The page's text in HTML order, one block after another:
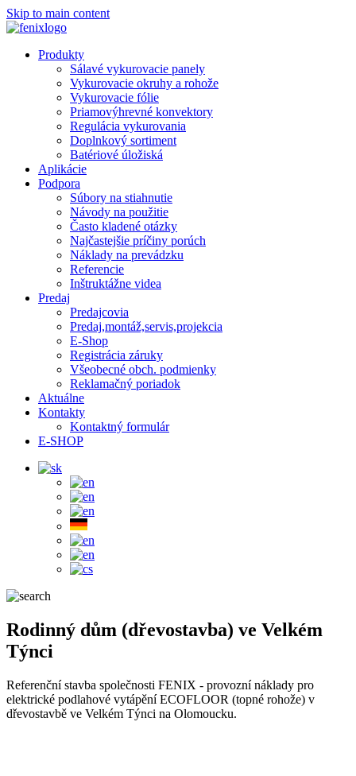
Skip to main content
Produkty
Sálavé vykurovacie panely
Vykurovacie okruhy a rohože
Vykurovacie fólie
Priamovýhrevné konvektory
Regulácia vykurovania
Doplnkový sortiment
Batériové úložiská
Aplikácie
Podpora
Súbory na stiahnutie
Návody na použitie
Často kladené otázky
Najčastejšie príčiny porúch
Náklady na prevádzku
Referencie
Inštruktážne videa
Predaj
Predajcovia
Predaj,montáž,servis,projekcia
E-Shop
Registrácia záruky
Všeobecné obch. podmienky
Reklamačný poriadok
Aktuálne
Kontakty
Kontaktný formulár
E-SHOP
Rodinný dům (dřevostavba) ve Velkém
Týnci
Referenční stavba společnosti FENIX - provozní náklady pro
elektrické podlahové vytápění ECOFLOOR (topné rohože) v
dřevostavbě ve Velkém Týnci na Olomoucku.